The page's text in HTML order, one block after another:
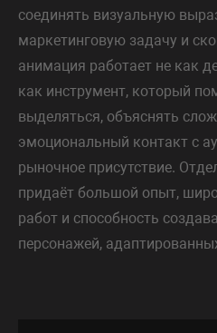
соединять визуальную
маркетинговую задачу и
анимация работает не как
как инструмент, который
выделяться, объяснять
эмоциональный контакт с
рыночное присутствие.
придаёт большой опыт,
работ и способность
персонажей,